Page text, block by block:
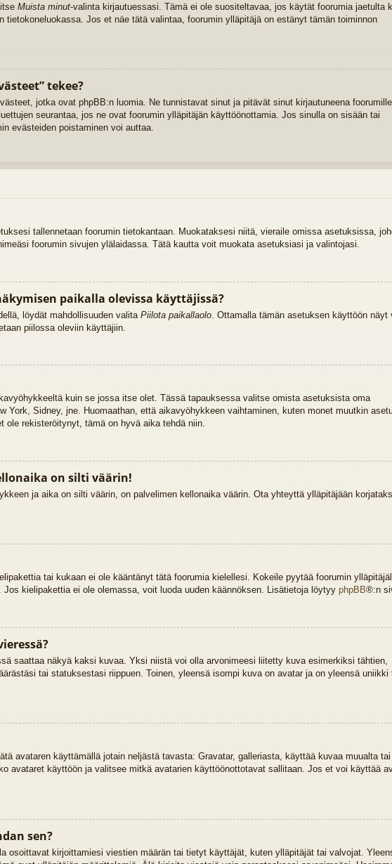
Muista minut-valinta kirjautuessasi. Tämä ei ole suositeltavaa, jos käytät foorumia jaetulta
Jos et näe tätä valintaa, foorumin ylläpitäjä on estänyt tämän toiminnon
tekee?
jotka ovat phpBB:n luomia. Ne tunnistavat sinut ja pitävät sinut kirjautuneena
seurantaa, jos ne ovat foorumin ylläpitäjän käyttöönottamia. Jos sinulla on sisään tai
evästeiden poistaminen voi auttaa.
tallennetaan foorumin tietokantaan. Muokataksesi niitä, vieraile omissa asetuksissa,
foorumin sivujen ylälaidassa. Tätä kautta voit muokata asetuksiasi ja valintojasi.
paikalla olevissa käyttäjissä?
löydät mahdollisuuden valita Piilota paikallaolo . Ottamalla tämän asetuksen käyttöön näyt
piilossa oleviin käyttäjiin.
kuin se jossa itse olet. Tässä tapauksessa valitse omista asetuksista oma
York, Sidney, jne. Huomaathan, että aikavyöhykkeen vaihtaminen, kuten monet muutkin
rekisteröitynyt, tämä on hyvä aika tehdä niin.
on silti väärin!
ja aika on silti väärin, on palvelimen kellonaika väärin. Ota yhteyttä ylläpitäjään
tai kukaan ei ole kääntänyt tätä foorumia kielellesi. Kokeile pyytää foorumin
kielipakettia ei ole olemassa, voit luoda uuden käännöksen. Lisätietoja löytyy phpBB®:n
saattaa näkyä kaksi kuvaa. Yksi niistä voi olla arvonimeesi liitetty kuva esimerkiksi tähtien,
tai statuksestasi riippuen. Toinen, yleensä isompi kuva on avatar ja on yleensä uniikki
avataren käyttämällä jotain neljästä tavasta: Gravatar, galleriasta, käyttää kuvaa muualta
avataret käyttöön ja valitsee mitkä avatarien käyttöönottotavat sallitaan. Jos et voi käyttää
sen?
osoittavat kirjoittamiesi viestien määrän tai tietyt käyttäjät, kuten ylläpitäjät tai valvojat.